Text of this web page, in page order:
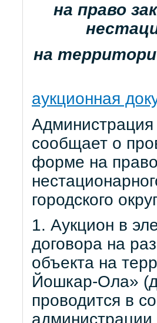
на право
на
аукционная
Администрация
сообщает о
форме на
городского
1. Аукцион в
договора на
объекта на
Йошкар-Ола»
проводится в
администрации